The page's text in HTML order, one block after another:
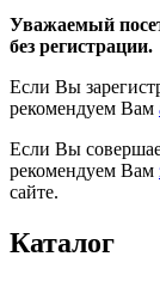
Уважаемый
без регистрации.
Если Вы
рекомендуем Вам
Если Вы
рекомендуем Вам
сайте.
Каталог